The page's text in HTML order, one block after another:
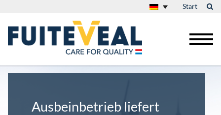
Start
Ausbeinbetrieb liefert